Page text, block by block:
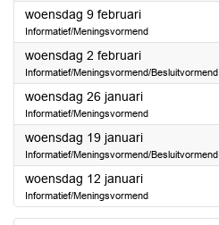
woensdag 9 februari2022
Informatief/Meningsvormend
woensdag 2 februari2022
Informatief/Meningsvormend/Besluitvormend
woensdag 26 januari2022
Informatief/Meningsvormend
woensdag 19 januari2022
Informatief/Meningsvormend/Besluitvormend
woensdag 12 januari2022
Informatief/Meningsvormend